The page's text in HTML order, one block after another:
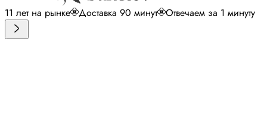
11 лет на рынке Доставка 90 минут Отвечаем за 1 минуту